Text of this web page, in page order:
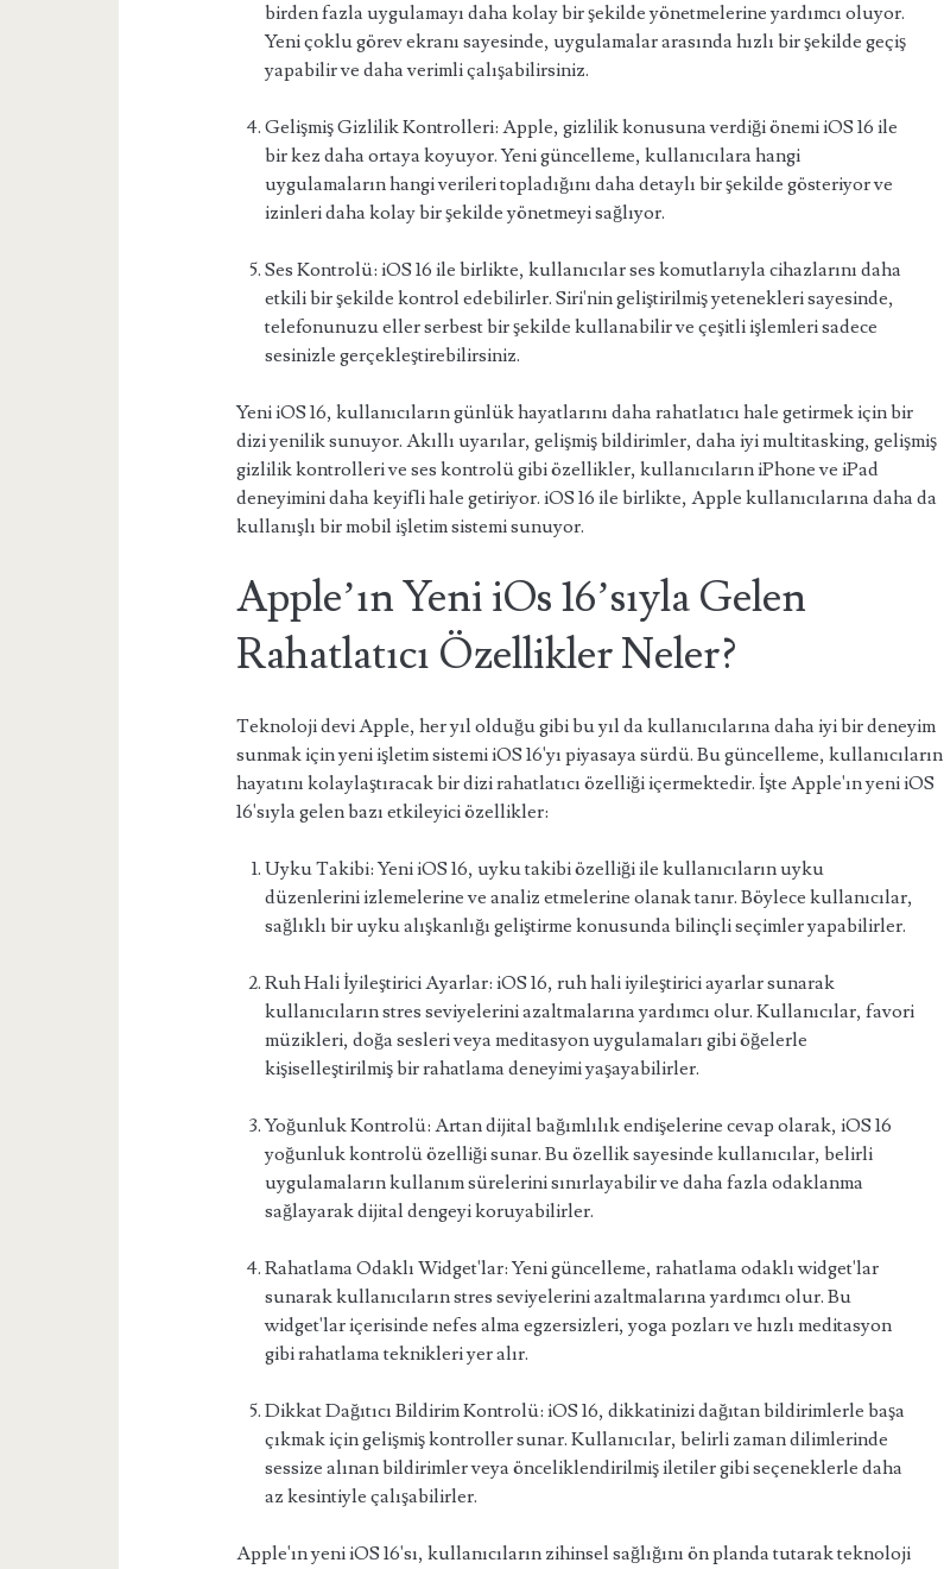
birden fazla uygulamayı daha kolay bir şekilde yönetmelerine yardımcı oluyor.
Yeni çoklu görev ekranı sayesinde, uygulamalar arasında hızlı bir şekilde geçiş
yapabilir ve daha verimli çalışabilirsiniz.
Gelişmiş Gizlilik Kontrolleri: Apple, gizlilik konusuna verdiği önemi iOS 16 ile
bir kez daha ortaya koyuyor. Yeni güncelleme, kullanıcılara hangi
uygulamaların hangi verileri topladığını daha detaylı bir şekilde gösteriyor ve
izinleri daha kolay bir şekilde yönetmeyi sağlıyor.
Ses Kontrolü: iOS 16 ile birlikte, kullanıcılar ses komutlarıyla cihazlarını daha
etkili bir şekilde kontrol edebilirler. Siri'nin geliştirilmiş yetenekleri sayesinde,
telefonunuzu eller serbest bir şekilde kullanabilir ve çeşitli işlemleri sadece
sesinizle gerçekleştirebilirsiniz.
Yeni iOS 16, kullanıcıların günlük hayatlarını daha rahatlatıcı hale getirmek için bir
dizi yenilik sunuyor. Akıllı uyarılar, gelişmiş bildirimler, daha iyi multitasking, gelişmiş
gizlilik kontrolleri ve ses kontrolü gibi özellikler, kullanıcıların iPhone ve iPad
deneyimini daha keyifli hale getiriyor. iOS 16 ile birlikte, Apple kullanıcılarına daha da
kullanışlı bir mobil işletim sistemi sunuyor.
Apple’ın Yeni iOs 16’sıyla Gelen
Rahatlatıcı Özellikler Neler?
Teknoloji devi Apple, her yıl olduğu gibi bu yıl da kullanıcılarına daha iyi bir deneyim
sunmak için yeni işletim sistemi iOS 16'yı piyasaya sürdü. Bu güncelleme, kullanıcıların
hayatını kolaylaştıracak bir dizi rahatlatıcı özelliği içermektedir. İşte Apple'ın yeni iOS
16'sıyla gelen bazı etkileyici özellikler:
Uyku Takibi: Yeni iOS 16, uyku takibi özelliği ile kullanıcıların uyku
düzenlerini izlemelerine ve analiz etmelerine olanak tanır. Böylece kullanıcılar,
sağlıklı bir uyku alışkanlığı geliştirme konusunda bilinçli seçimler yapabilirler.
Ruh Hali İyileştirici Ayarlar: iOS 16, ruh hali iyileştirici ayarlar sunarak
kullanıcıların stres seviyelerini azaltmalarına yardımcı olur. Kullanıcılar, favori
müzikleri, doğa sesleri veya meditasyon uygulamaları gibi öğelerle
kişiselleştirilmiş bir rahatlama deneyimi yaşayabilirler.
Yoğunluk Kontrolü: Artan dijital bağımlılık endişelerine cevap olarak, iOS 16
yoğunluk kontrolü özelliği sunar. Bu özellik sayesinde kullanıcılar, belirli
uygulamaların kullanım sürelerini sınırlayabilir ve daha fazla odaklanma
sağlayarak dijital dengeyi koruyabilirler.
Rahatlama Odaklı Widget'lar: Yeni güncelleme, rahatlama odaklı widget'lar
sunarak kullanıcıların stres seviyelerini azaltmalarına yardımcı olur. Bu
widget'lar içerisinde nefes alma egzersizleri, yoga pozları ve hızlı meditasyon
gibi rahatlama teknikleri yer alır.
Dikkat Dağıtıcı Bildirim Kontrolü: iOS 16, dikkatinizi dağıtan bildirimlerle başa
çıkmak için gelişmiş kontroller sunar. Kullanıcılar, belirli zaman dilimlerinde
sessize alınan bildirimler veya önceliklendirilmiş iletiler gibi seçeneklerle daha
az kesintiyle çalışabilirler.
Apple'ın yeni iOS 16'sı, kullanıcıların zihinsel sağlığını ön planda tutarak teknoloji